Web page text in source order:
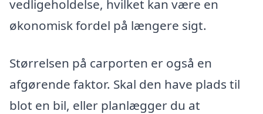
vedligeholdelse, hvilket kan være en
økonomisk fordel på længere sigt.
Størrelsen på carporten er også en
afgørende faktor. Skal den have plads til
blot en bil, eller planlægger du at